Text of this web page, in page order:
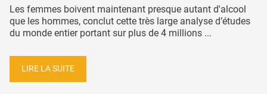
Les femmes boivent maintenant presque autant d'alcool
que les hommes, conclut cette très large analyse d’études
du monde entier portant sur plus de 4 millions ...
LIRE LA SUITE